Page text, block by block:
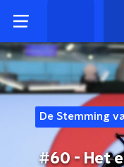
De Stemming
#60 - Het